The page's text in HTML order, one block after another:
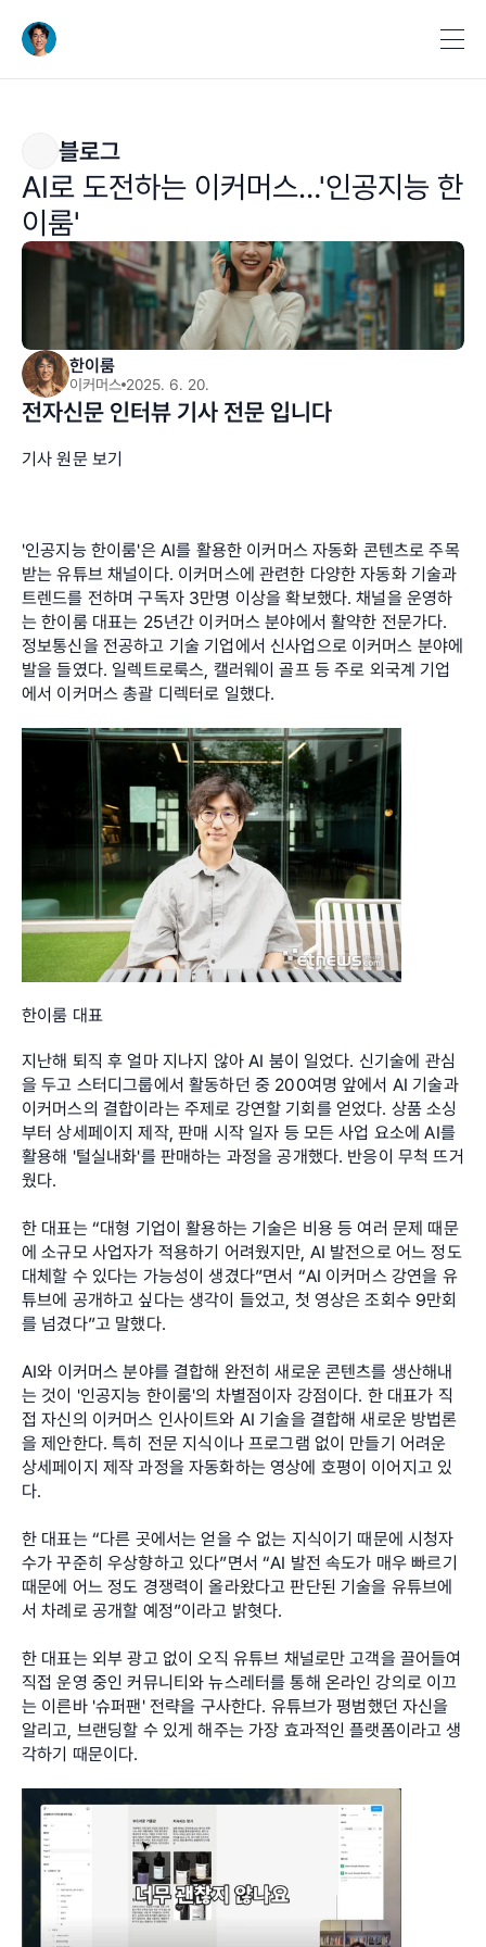
블로그
AI로 도전하는 이커머스…'인공지능 한
이룸'
한이룸
이커머스 2025. 6. 20.
전자신문 인터뷰 기사 전문 입니다
기사 원문 보기
'인공지능 한이룸'은 AI를 활용한 이커머스 자동화 콘텐츠로 주목
받는 유튜브 채널이다. 이커머스에 관련한 다양한 자동화 기술과
트렌드를 전하며 구독자 3만명 이상을 확보했다. 채널을 운영하
는 한이룸 대표는 25년간 이커머스 분야에서 활약한 전문가다.
정보통신을 전공하고 기술 기업에서 신사업으로 이커머스 분야에
발을 들였다. 일렉트로룩스, 캘러웨이 골프 등 주로 외국계 기업
에서 이커머스 총괄 디렉터로 일했다.
한이룸 대표
지난해 퇴직 후 얼마 지나지 않아 AI 붐이 일었다. 신기술에 관심
을 두고 스터디그룹에서 활동하던 중 200여명 앞에서 AI 기술과
이커머스의 결합이라는 주제로 강연할 기회를 얻었다. 상품 소싱
부터 상세페이지 제작, 판매 시작 일자 등 모든 사업 요소에 AI를
활용해 '털실내화'를 판매하는 과정을 공개했다. 반응이 무척 뜨거
웠다.
한 대표는 “대형 기업이 활용하는 기술은 비용 등 여러 문제 때문
에 소규모 사업자가 적용하기 어려웠지만, AI 발전으로 어느 정도
대체할 수 있다는 가능성이 생겼다”면서 “AI 이커머스 강연을 유
튜브에 공개하고 싶다는 생각이 들었고, 첫 영상은 조회수 9만회
를 넘겼다”고 말했다.
AI와 이커머스 분야를 결합해 완전히 새로운 콘텐츠를 생산해내
는 것이 '인공지능 한이룸'의 차별점이자 강점이다. 한 대표가 직
접 자신의 이커머스 인사이트와 AI 기술을 결합해 새로운 방법론
을 제안한다. 특히 전문 지식이나 프로그램 없이 만들기 어려운
상세페이지 제작 과정을 자동화하는 영상에 호평이 이어지고 있
다.
한 대표는 “다른 곳에서는 얻을 수 없는 지식이기 때문에 시청자
수가 꾸준히 우상향하고 있다”면서 “AI 발전 속도가 매우 빠르기
때문에 어느 정도 경쟁력이 올라왔다고 판단된 기술을 유튜브에
서 차례로 공개할 예정”이라고 밝혓다.
한 대표는 외부 광고 없이 오직 유튜브 채널로만 고객을 끌어들여
직접 운영 중인 커뮤니티와 뉴스레터를 통해 온라인 강의로 이끄
는 이른바 '슈퍼팬' 전략을 구사한다. 유튜브가 평범했던 자신을
알리고, 브랜딩할 수 있게 해주는 가장 효과적인 플랫폼이라고 생
각하기 때문이다.